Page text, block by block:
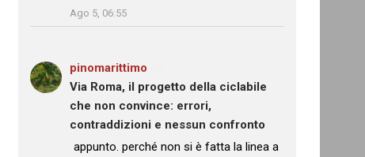
Ago 5, 06:55
pinomarittimo
Via Roma, il progetto della ciclabile
che non convince: errori,
contraddizioni e nessun confronto
: “
appunto. perché non si è fatta la linea a